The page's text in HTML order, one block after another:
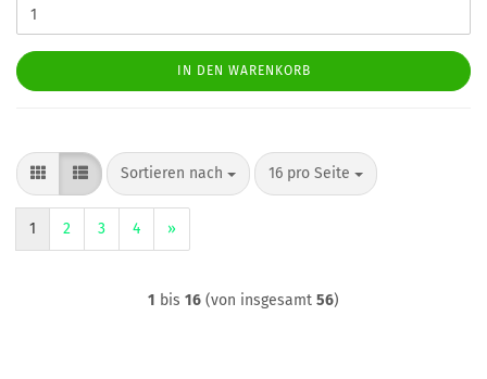
IN DEN WARENKORB
Sortieren nach
Sortieren nach 16 pro Seite
pro Seite
1 2 3 4 »
1 bis 16 (von insgesamt 56)